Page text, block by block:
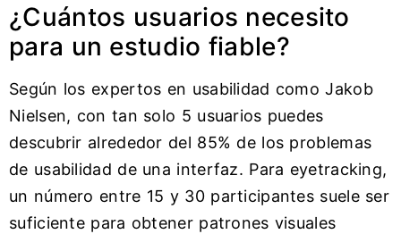
¿Cuántos usuarios necesito
para un estudio fiable?
Según los expertos en usabilidad como Jakob
Nielsen, con tan solo 5 usuarios puedes
descubrir alrededor del 85% de los problemas
de usabilidad de una interfaz. Para eyetracking,
un número entre 15 y 30 participantes suele ser
suficiente para obtener patrones visuales